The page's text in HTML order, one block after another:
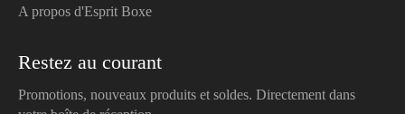
A propos d'Esprit Boxe
Restez au courant
Promotions, nouveaux produits et soldes. Directement dans